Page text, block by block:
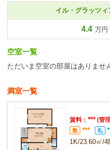
イル・グラッツ
4.4 万円
空室一覧
ただいま空室の部屋はありませ
満室一覧
賃料： ***(管
敷 *** 礼
1K/23.60㎡/4